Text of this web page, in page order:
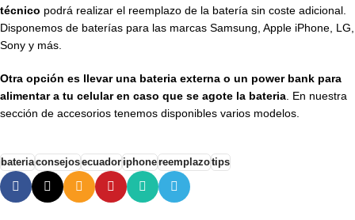
técnico podrá realizar el reemplazo de la batería sin coste adicional.
Disponemos de baterías para las marcas Samsung, Apple iPhone, LG,
Sony y más.
Otra opción es llevar una bateria externa o un power bank para
alimentar a tu celular en caso que se agote la bateria . En nuestra
sección de accesorios tenemos disponibles varios modelos.
bateriaconsejosecuadoriphonereemplazotips